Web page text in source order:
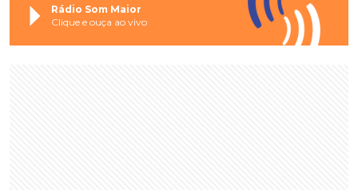
Rádio Som Maior
Clique e ouça ao vivo